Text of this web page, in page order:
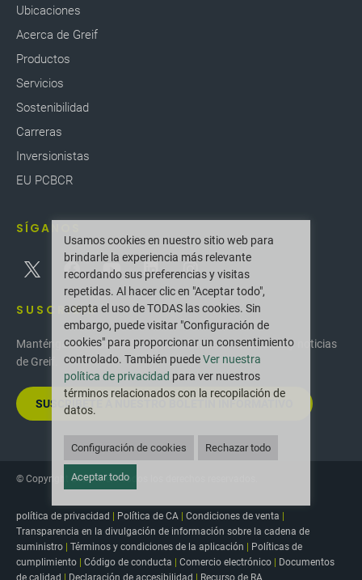
Ubicaciones
Acerca de Greif
Productos
Servicios
Sostenibilidad
Carreras
Inversionistas
EU PCBCR
SÍGANOS
SUSCRIBIR
Manténgase actualizado con las últimas innovaciones y noticias
de Greif.
SUSCRÍBETE A NUESTRO BOLETÍN INFORMATIVO
© Copyright 2025 Greif. Todos los derechos reservados.
política de privacidad | Política de CA | Condiciones de venta |
Transparencia en la divulgación de información sobre la cadena de
suministro | Términos y condiciones de la aplicación | Políticas de
cumplimiento | Código de conducta | Comercio electrónico | Documentos
de calidad | Declaración de accesibilidad | Recurso de RA
Usamos cookies en nuestro sitio web para
brindarle la experiencia más relevante
recordando sus preferencias y visitas
repetidas. Al hacer clic en "Aceptar todo",
acepta el uso de TODAS las cookies. Sin
embargo, puede visitar "Configuración de
cookies" para proporcionar un consentimiento
controlado. También puedeVer nuestra
política de privacidad para ver nuestros
términos relacionados con la recopilación de
datos.
Configuración de cookies Rechazar todo
Aceptar todo